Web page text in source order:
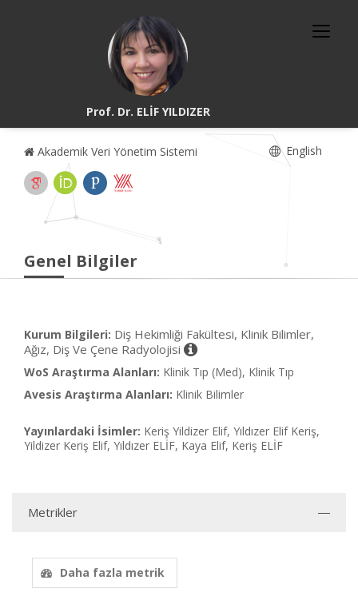
Prof. Dr. ELİF YILDIZER
Akademik Veri Yönetim Sistemi English
Genel Bilgiler
Kurum Bilgileri: Diş Hekimliği Fakültesi, Klinik Bilimler,
Ağız, Diş Ve Çene Radyolojisi
WoS Araştırma Alanları: Klinik Tıp (Med), Klinik Tıp
Avesis Araştırma Alanları: Klinik Bilimler
Yayınlardaki İsimler: Keriş Yildizer Elif, Yıldızer Elif Keriş,
Yildizer Keriş Elif, Yıldızer ELİF, Kaya Elif, Keriş ELİF
Metrikler
Daha fazla metrik